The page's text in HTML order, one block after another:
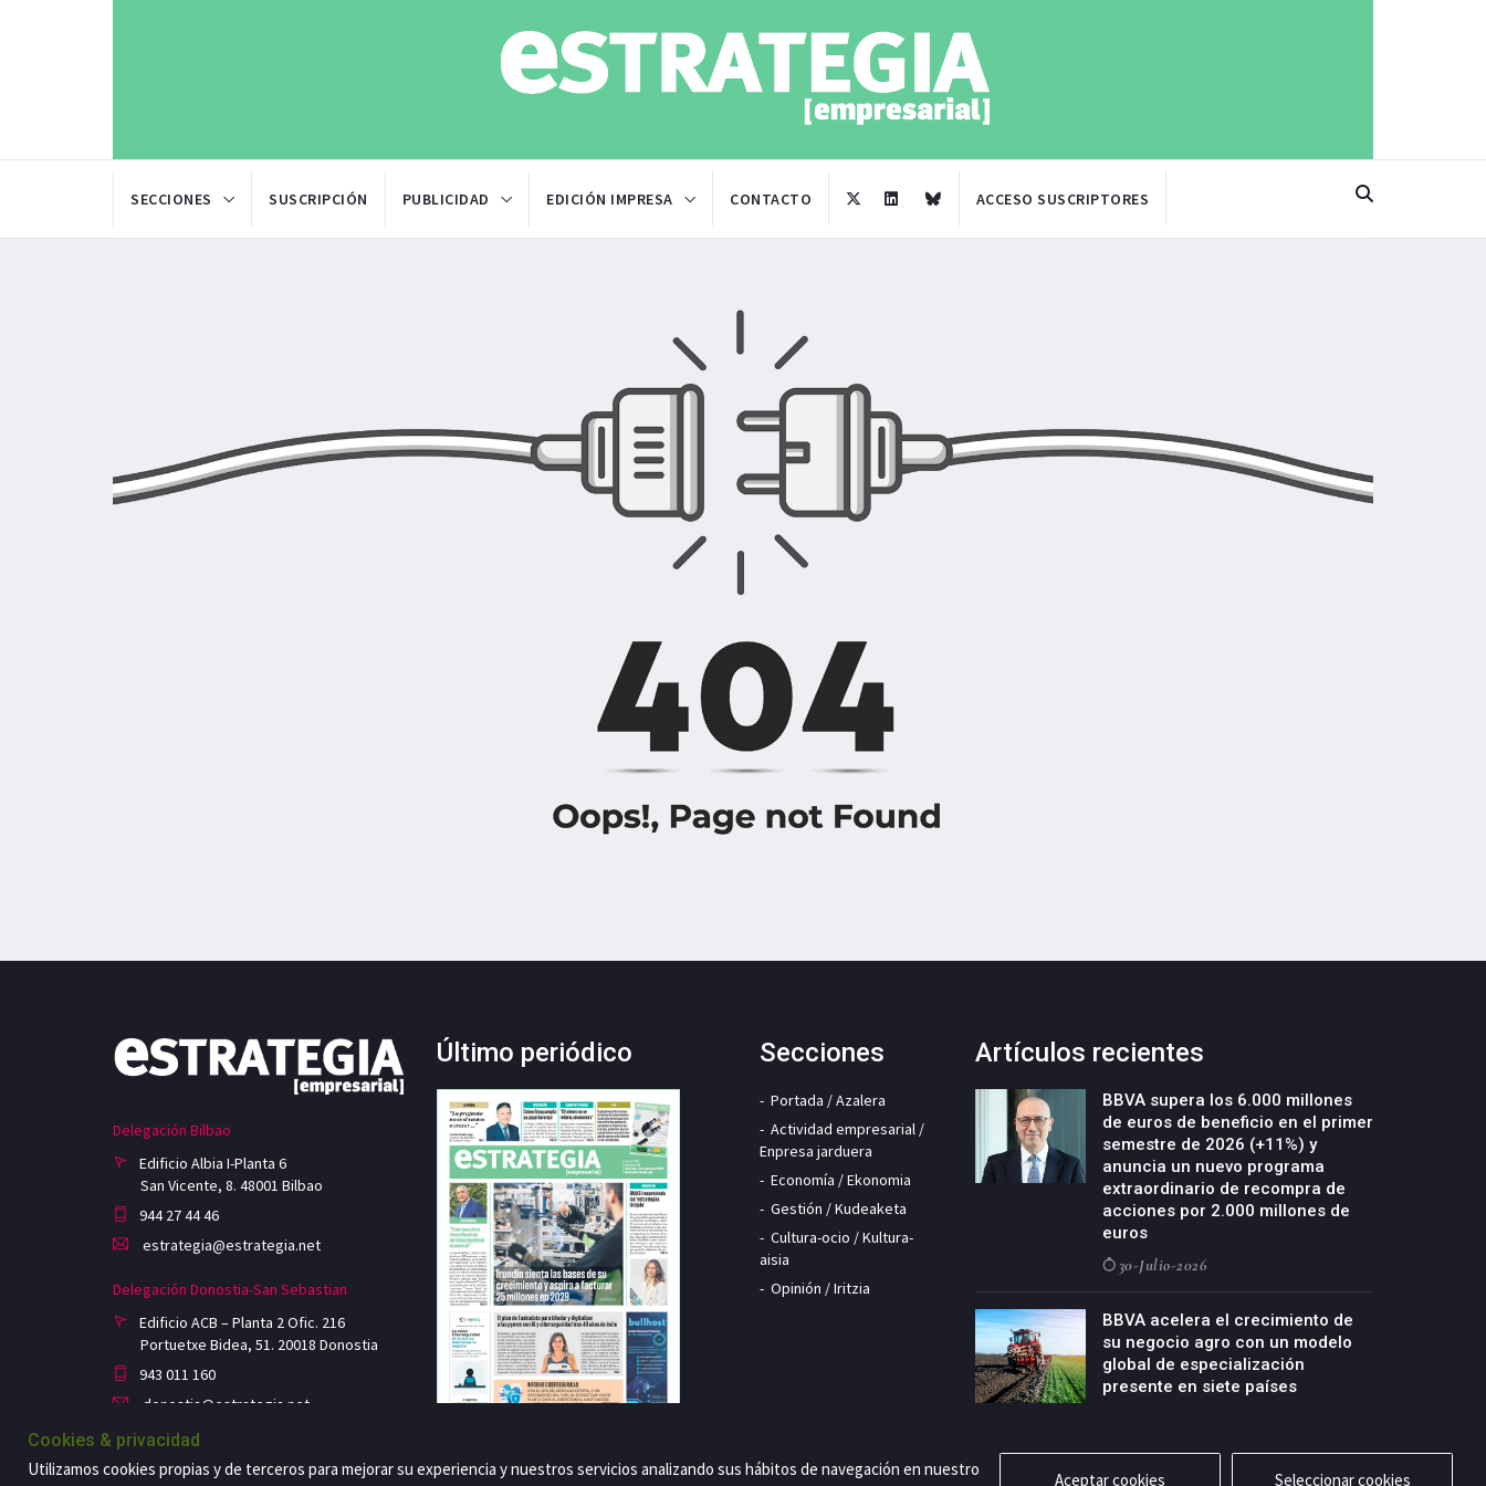
SECCIONES SUSCRIPCIÓN PUBLICIDAD EDICIÓN IMPRESA CONTACTO ACCESO SUSCRIPTORES
Delegación Bilbao
Edificio Albia I-Planta 6
San Vicente, 8. 48001 Bilbao
944 27 44 46
estrategia@estrategia.net
Delegación Donostia-San Sebastian
Edificio ACB – Planta 2 Ofic. 216
Portuetxe Bidea, 51. 20018 Donostia
943 011 160
donostia@estrategia.net
Último periódico Secciones
Portada / Azalera
Actividad empresarial /
Enpresa jarduera
Economía / Ekonomia
Gestión / Kudeaketa
Cultura-ocio / Kultura-
aisia
Opinión / Iritzia
Artículos recientes
BBVA supera los 6.000 millones
de euros de beneficio en el primer
semestre de 2026 (+11%) y
anuncia un nuevo programa
extraordinario de recompra de
acciones por 2.000 millones de
euros
30-Julio-2026
BBVA acelera el crecimiento de
su negocio agro con un modelo
global de especialización
presente en siete países
Cookies & privacidad
Utilizamos cookies propias y de terceros para mejorar su experiencia y nuestros servicios analizando sus hábitos de navegación en nuestro
Aceptar cookies Seleccionar cookies